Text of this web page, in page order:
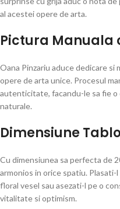
al acestei opere de arta.
Pictura Manuala
Oana Pinzariu aduce dedicare si
opere de arta unice. Procesul
autenticitate, facandu-le sa fie
naturale.
Dimensiune
Cu dimensiunea sa perfecta de
armonios in orice spatiu.
floral vesel sau asezati-l pe o
vitalitate si optimism.